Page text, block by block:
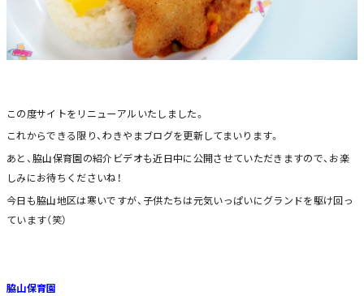
この度サイトをリニューアルいたしました。
これからできる限り、わきやまブログを更新してまいります。
あと、脇山保育園の紹介ビデオも近日中に公開させていただきますので、お楽
しみにお待ちくださいね！
今日も脇山地区は寒いですが、子供たちは元気いっぱいにグランドを駆け回っ
ています（笑）
脇山保育園